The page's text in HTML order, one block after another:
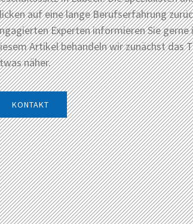
auf eine lange Berufserfahrung
Experten informieren Sie gerne
Artikel behandeln wir zunächst das
näher.
KONTAKT